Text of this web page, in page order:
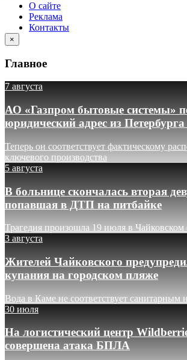
О сайте
Реклама
Контакты
×
Главное
7 августа
АО «Газпром бытовые системы»
юридический адрес из
Теперь он соответствует фактическому
ключевого производства
5 августа
В больнице скончалась вторая
попавшая в ДТП на питбайке
Трагедия произошла 19 июля в Чайковском
3 августа
Жителей Чайковского
купания на городском пляже
Вода в Каме не соответствует санитарным
30 июля
На логистический центр
совершена атака БПЛА